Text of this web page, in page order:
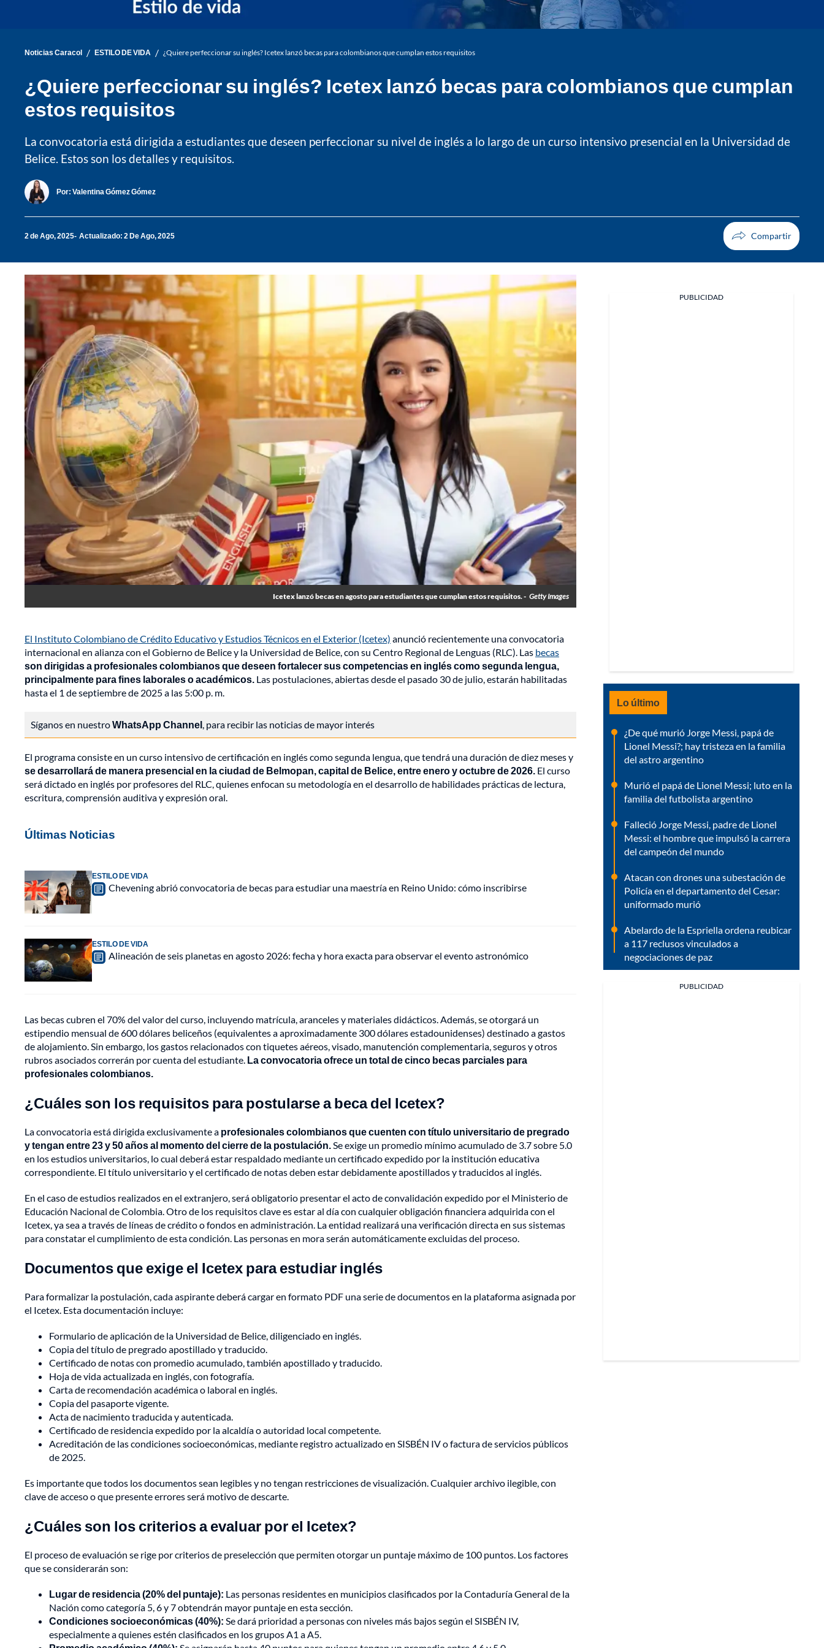
Noticias Caracol / ESTILO DE VIDA / ¿Quiere perfeccionar su inglés? Icetex lanzó becas para colombianos que cumplan estos requisitos
¿Quiere perfeccionar su inglés? Icetex lanzó becas para colombianos que cumplan
estos requisitos
La convocatoria está dirigida a estudiantes que deseen perfeccionar su nivel de inglés a lo largo de un curso intensivo presencial en la Universidad de
Belice. Estos son los detalles y requisitos.
Por: Valentina Gómez Gómez
2 de Ago, 2025 Actualizado: 2 De Ago, 2025
Icetex lanzó becas en agosto para estudiantes que cumplan estos requisitos. - Getty Images
El Instituto Colombiano de Crédito Educativo y Estudios Técnicos en el Exterior (Icetex) anunció recientemente una convocatoria
internacional en alianza con el Gobierno de Belice y la Universidad de Belice, con su Centro Regional de Lenguas (RLC). Las becas
son dirigidas a profesionales colombianos que deseen fortalecer sus competencias en inglés como segunda lengua,
principalmente para fines laborales o académicos. Las postulaciones, abiertas desde el pasado 30 de julio, estarán habilitadas
hasta el 1 de septiembre de 2025 a las 5:00 p. m.
Síganos en nuestroWhatsApp Channel, para recibir las noticias de mayor interés
El programa consiste en un curso intensivo de certificación en inglés como segunda lengua, que tendrá una duración de diez meses y
se desarrollará de manera presencial en la ciudad de Belmopan, capital de Belice, entre enero y octubre de 2026. El curso
será dictado en inglés por profesores del RLC, quienes enfocan su metodología en el desarrollo de habilidades prácticas de lectura,
escritura, comprensión auditiva y expresión oral.
Últimas Noticias
ESTILO DE VIDA
Chevening abrió convocatoria de becas para estudiar una maestría en Reino Unido: cómo inscribirse
ESTILO DE VIDA
Alineación de seis planetas en agosto 2026: fecha y hora exacta para observar el evento astronómico
Las becas cubren el 70% del valor del curso, incluyendo matrícula, aranceles y materiales didácticos. Además, se otorgará un
estipendio mensual de 600 dólares beliceños (equivalentes a aproximadamente 300 dólares estadounidenses) destinado a gastos
de alojamiento. Sin embargo, los gastos relacionados con tiquetes aéreos, visado, manutención complementaria, seguros y otros
rubros asociados correrán por cuenta del estudiante. La convocatoria ofrece un total de cinco becas parciales para
profesionales colombianos.
¿Cuáles son los requisitos para postularse a beca del Icetex?
La convocatoria está dirigida exclusivamente a profesionales colombianos que cuenten con título universitario de pregrado
y tengan entre 23 y 50 años al momento del cierre de la postulación.Se exige un promedio mínimo acumulado de 3.7 sobre 5.0
en los estudios universitarios, lo cual deberá estar respaldado mediante un certificado expedido por la institución educativa
correspondiente. El título universitario y el certificado de notas deben estar debidamente apostillados y traducidos al inglés.
En el caso de estudios realizados en el extranjero, será obligatorio presentar el acto de convalidación expedido por el Ministerio de
Educación Nacional de Colombia. Otro de los requisitos clave es estar al día con cualquier obligación financiera adquirida con el
Icetex, ya sea a través de líneas de crédito o fondos en administración. La entidad realizará una verificación directa en sus sistemas
para constatar el cumplimiento de esta condición. Las personas en mora serán automáticamente excluidas del proceso.
Documentos que exige el Icetex para estudiar inglés
Para formalizar la postulación, cada aspirante deberá cargar en formato PDF una serie de documentos en la plataforma asignada por
el Icetex. Esta documentación incluye:
Formulario de aplicación de la Universidad de Belice, diligenciado en inglés.
Copia del título de pregrado apostillado y traducido.
Certificado de notas con promedio acumulado, también apostillado y traducido.
Hoja de vida actualizada en inglés, con fotografía.
Carta de recomendación académica o laboral en inglés.
Copia del pasaporte vigente.
Acta de nacimiento traducida y autenticada.
Certificado de residencia expedido por la alcaldía o autoridad local competente.
Acreditación de las condiciones socioeconómicas, mediante registro actualizado en SISBÉN IV o factura de servicios públicos
de 2025.
Es importante que todos los documentos sean legibles y no tengan restricciones de visualización. Cualquier archivo ilegible, con
clave de acceso o que presente errores será motivo de descarte.
¿Cuáles son los criterios a evaluar por el Icetex?
El proceso de evaluación se rige por criterios de preselección que permiten otorgar un puntaje máximo de 100 puntos. Los factores
que se considerarán son:
Lugar de residencia (20% del puntaje): Las personas residentes en municipios clasificados por la Contaduría General de la
Nación como categoría 5, 6 y 7 obtendrán mayor puntaje en esta sección.
Condiciones socioeconómicas (40%): Se dará prioridad a personas con niveles más bajos según el SISBÉN IV,
especialmente a quienes estén clasificados en los grupos A1 a A5.
PUBLICIDAD
Lo último
¿De qué murió Jorge Messi, papá de
Lionel Messi?; hay tristeza en la familia
del astro argentino
Murió el papá de Lionel Messi; luto en la
familia del futbolista argentino
Falleció Jorge Messi, padre de Lionel
Messi: el hombre que impulsó la carrera
del campeón del mundo
Atacan con drones una subestación de
Policía en el departamento del Cesar:
uniformado murió
Abelardo de la Espriella ordena reubicar
a 117 reclusos vinculados a
negociaciones de paz
PUBLICIDAD